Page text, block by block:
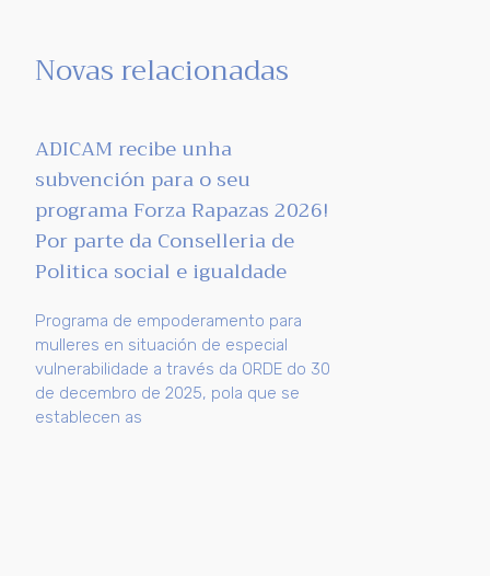
Novas relacionadas
ADICAM recibe unha
subvención para o seu
programa Forza Rapazas 2026!
Por parte da Conselleria de
Politica social e igualdade
Programa de empoderamento para
mulleres en situación de especial
vulnerabilidade a través da ORDE do 30
de decembro de 2025, pola que se
establecen as